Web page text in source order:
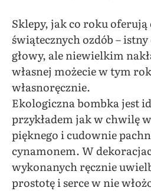
Sklepy, jak co roku
świątecznych ozdób –
głowy, ale niewielkim
własnej możecie w tym
własnoręcznie.
Ekologiczna bombka jest
przykładem jak w chwilę
pięknego i cudownie
cynamonem. W
wykonanych ręcznie
prostotę i serce w nie